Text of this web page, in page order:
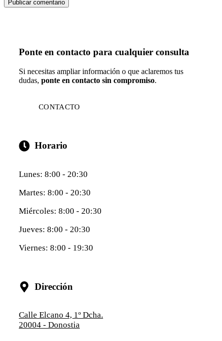
Ponte en contacto para cualquier consulta
Si necesitas ampliar información o que aclaremos tus
dudas, ponte en contacto sin compromiso.
CONTACTO
Horario
Lunes: 8:00 - 20:30
Martes: 8:00 - 20:30
Miércoles: 8:00 - 20:30
Jueves: 8:00 - 20:30
Viernes: 8:00 - 19:30
Dirección
Calle Elcano 4, 1º Dcha.
20004 - Donostia